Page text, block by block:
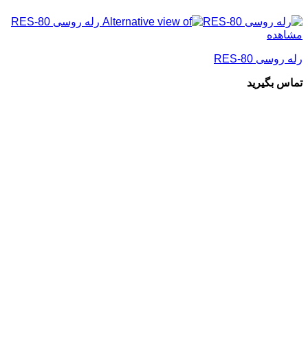
مشاهده
رله روسی RES-80
تماس بگیرید